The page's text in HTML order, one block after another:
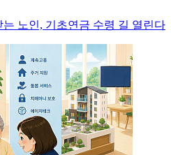
노인, 기초연금 수령 길 열린다